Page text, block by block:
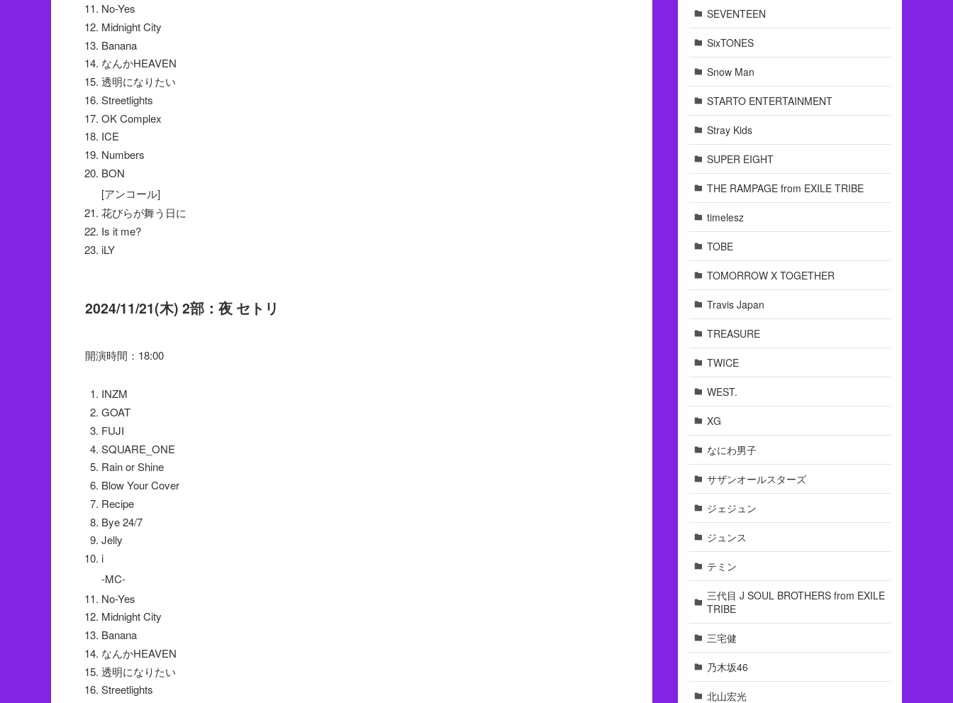
No-Yes
Midnight City
Banana
なんかHEAVEN
透明になりたい
Streetlights
OK Complex
ICE
Numbers
BON
[アンコール]
花びらが舞う日に
Is it me?
iLY
2024/11/21(木) 2部：夜 セトリ
開演時間：18:00
INZM
GOAT
FUJI
SQUARE_ONE
Rain or Shine
Blow Your Cover
Recipe
Bye 24/7
Jelly
i
-MC-
No-Yes
Midnight City
Banana
なんかHEAVEN
透明になりたい
Streetlights
SEVENTEEN
SixTONES
Snow Man
STARTO ENTERTAINMENT
Stray Kids
SUPER EIGHT
THE RAMPAGE from EXILE TRIBE
timelesz
TOBE
TOMORROW X TOGETHER
Travis Japan
TREASURE
TWICE
WEST.
XG
なにわ男子
サザンオールスターズ
ジェジュン
ジュンス
テミン
三代目 J SOUL BROTHERS from EXILE
TRIBE
三宅健
乃木坂46
北山宏光